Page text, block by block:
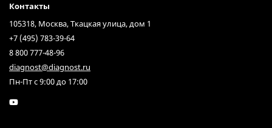
Почему выбирают наши
пирометры?
Высокая точность измерений
Специализированные модели для экстремальных
температур металлургического производства.
Контакты
105318, Москва, Ткацкая улица, дом 1
+7 (495) 783-39-64
8 800 777-48-96
diagnost@diagnost.ru
Пн-Пт с 9:00 до 17:00